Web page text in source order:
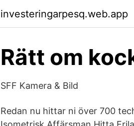
investeringarpesq.web.app
Rätt om
SFF Kamera & Bild
Redan nu hittar ni över 700